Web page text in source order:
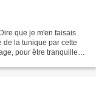
que je m'en faisais
de la tunique par cette
pour être tranquille.